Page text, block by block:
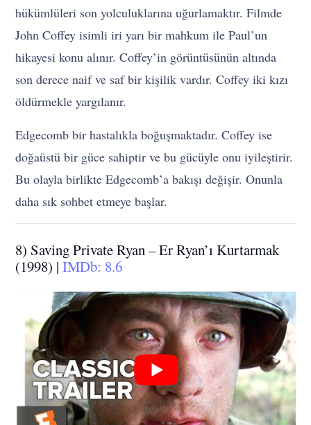
hükümlüleri son yolculuklarına uğurlamaktır. Filmde
John Coffey isimli iri yarı bir mahkum ile Paul’un
hikayesi konu alınır. Coffey’in görüntüsünün altında
son derece naif ve saf bir kişilik vardır. Coffey iki kızı
öldürmekle yargılanır.
Edgecomb bir hastalıkla boğuşmaktadır. Coffey ise
doğaüstü bir güce sahiptir ve bu gücüyle onu iyileştirir.
Bu olayla birlikte Edgecomb’a bakışı değişir. Onunla
daha sık sohbet etmeye başlar.
8) Saving Private Ryan – Er Ryan’ı Kurtarmak
(1998) |IMDb: 8.6